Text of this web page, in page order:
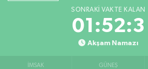
SONRAKI VAKTE KALAN
01:52:3
Akşam Namazı
İMSAK GÜNEŞ